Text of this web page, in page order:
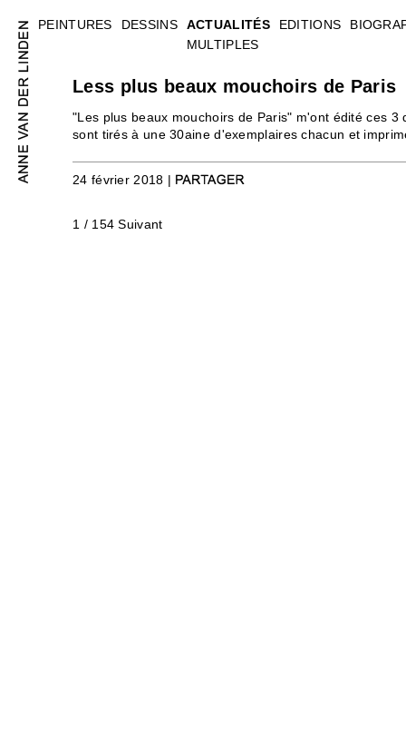
PEINTURES DESSINS
ACTUALITÉS
MULTIPLES
EDITIONS
Less plus beaux mouchoirs de Paris
"Les plus beaux mouchoirs de Paris" m'ont édité ces
sont tirés à une 30aine d'exemplaires chacun et
24 février 2018 |
1 / 154Suivant